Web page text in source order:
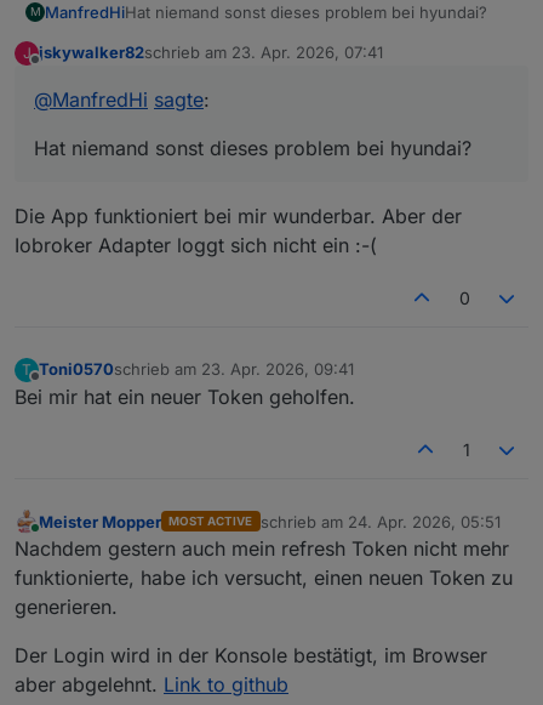
M ManfredHiHat niemand sonst dieses problem bei hyundai?
J jskywalker82schrieb am 23. Apr. 2026, 07:41
zuletzt editiert von
@ManfredHi sagte:
Hat niemand sonst dieses problem bei hyundai?
Die App funktioniert bei mir wunderbar. Aber der
Iobroker Adapter loggt sich nicht ein :-(
0
T
Offline
Toni0570schrieb am 23. Apr. 2026, 09:41
zuletzt editiert von
Bei mir hat ein neuer Token geholfen.
1
Online
Meister Mopper MOST ACTIVE schrieb am 24. Apr. 2026, 05:51
zuletzt editiert von
Nachdem gestern auch mein refresh Token nicht mehr
funktionierte, habe ich versucht, einen neuen Token zu
generieren.
Der Login wird in der Konsole bestätigt, im Browser
aber abgelehnt. Link to github